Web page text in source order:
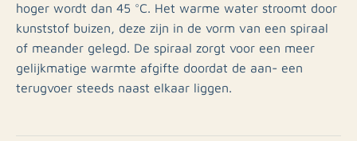
hoger wordt dan 45 °C. Het warme water stroomt door
kunststof buizen, deze zijn in de vorm van een spiraal
of meander gelegd. De spiraal zorgt voor een meer
gelijkmatige warmte afgifte doordat de aan- een
terugvoer steeds naast elkaar liggen.